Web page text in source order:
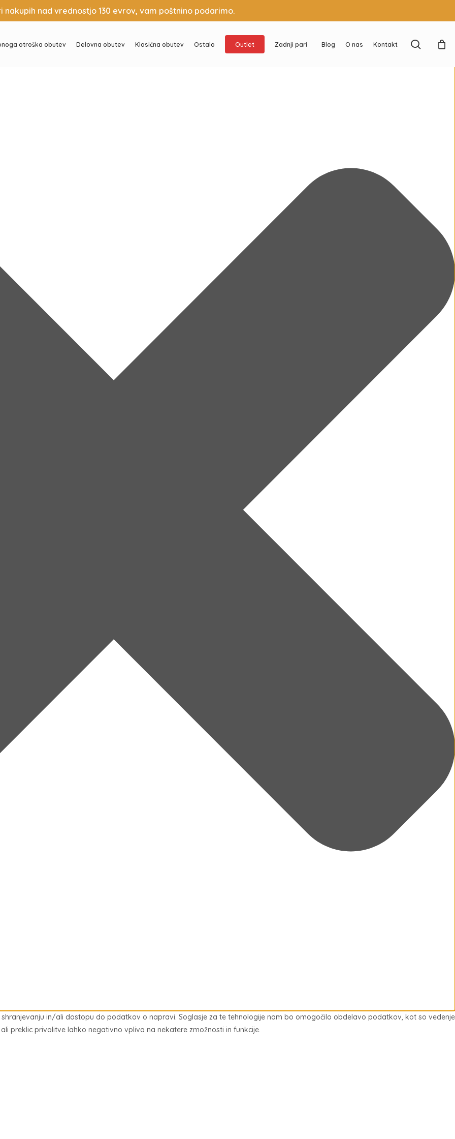
in/ali dostopu do podatkov o napravi. Soglasje za te tehnologije nam bo omogočilo obdelavo podatkov, kot so vedenje
preklic privolitve lahko negativno vpliva na nekatere zmožnosti in funkcije.
nakupih nad vrednostjo 130 evrov, vam poštnino podarimo.
otroška obutev Delovna obutev Klasična obutev Ostalo Outlet Zadnji pari Blog O nas Kontakt search
Košarica Zapri